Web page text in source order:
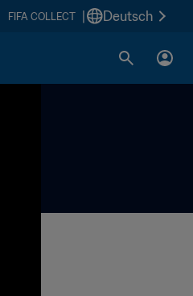
FIFA COLLECT Deutsch